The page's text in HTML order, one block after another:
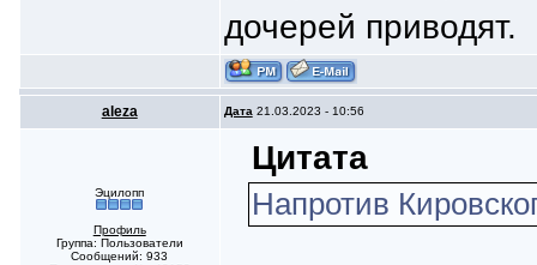
дочерей приводят.
aleza Дата 21.03.2023 - 10:56
Эцилопп
Профиль
Группа: Пользователи
Сообщений: 933
Цитата
Напротив